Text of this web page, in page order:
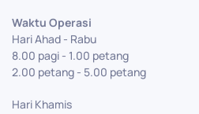
Waktu Operasi
Hari Ahad - Rabu
8.00 pagi - 1.00 petang
2.00 petang - 5.00 petang
Hari Khamis